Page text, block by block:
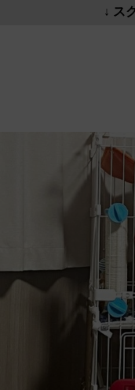
↓ ス